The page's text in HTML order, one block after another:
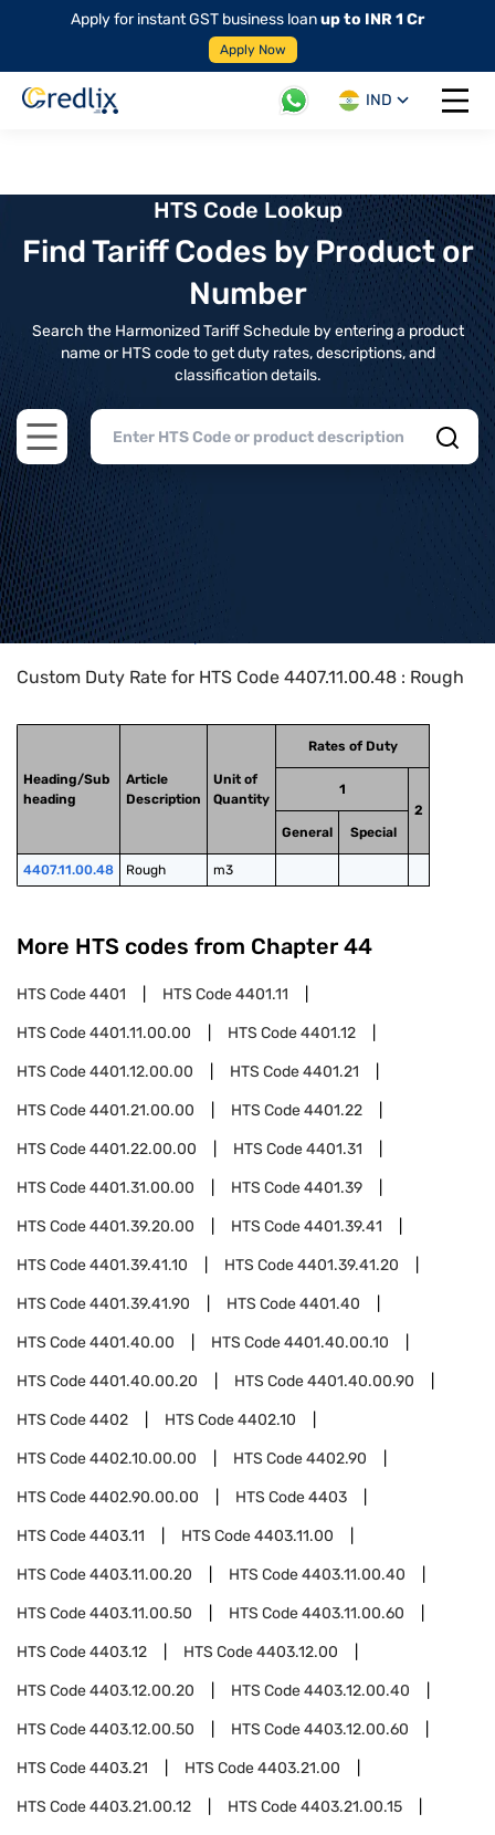
Apply for instant GST business loanup to INR 1 Cr
Apply Now
IND
Open
HTS Code Lookup
Find Tariff Codes by Product or
Number
Search the Harmonized Tariff Schedule by entering a product
name or HTS code to get duty rates, descriptions, and
classification details.
Open main menu
Home>HTS Codes> Chapter
Custom Duty Rate for HTS Code 4407.11.00.48 : Rough
Heading/Sub
heading
Article
Description
Unit of
Quantity
Rates of Duty
1
2
General
Special
4407.11.00.48 Rough m3
More HTS codes from Chapter 44
HTS Code4401 HTS Code4401.11
HTS Code4401.11.00.00 HTS Code4401.12
HTS Code4401.12.00.00 HTS Code4401.21
HTS Code4401.21.00.00 HTS Code4401.22
HTS Code4401.22.00.00 HTS Code4401.31
HTS Code4401.31.00.00 HTS Code4401.39
HTS Code4401.39.20.00 HTS Code4401.39.41
HTS Code4401.39.41.10 HTS Code4401.39.41.20
HTS Code4401.39.41.90 HTS Code4401.40
HTS Code4401.40.00 HTS Code4401.40.00.10
HTS Code4401.40.00.20 HTS Code4401.40.00.90
HTS Code4402 HTS Code4402.10
HTS Code4402.10.00.00 HTS Code4402.90
HTS Code4402.90.00.00 HTS Code4403
HTS Code4403.11 HTS Code4403.11.00
HTS Code4403.11.00.20 HTS Code4403.11.00.40
HTS Code4403.11.00.50 HTS Code4403.11.00.60
HTS Code4403.12 HTS Code4403.12.00
HTS Code4403.12.00.20 HTS Code4403.12.00.40
HTS Code4403.12.00.50 HTS Code4403.12.00.60
HTS Code4403.21 HTS Code4403.21.00
HTS Code4403.21.00.12 HTS Code4403.21.00.15